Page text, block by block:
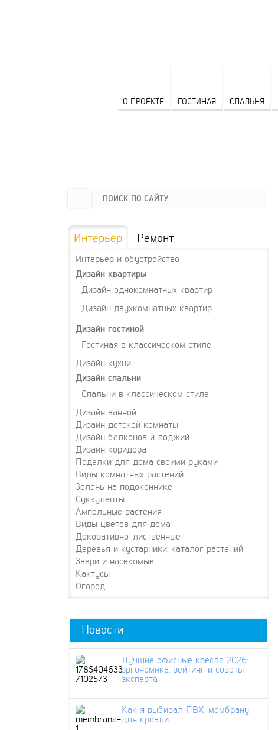
О ПРОЕКТЕ ГОСТИНАЯ СПАЛЬНЯ
Интерьер Ремонт
Интерьер и обустройство
Дизайн квартиры
Дизайн однокомнатных квартир
Дизайн двухкомнатных квартир
Дизайн гостиной
Гостиная в классическом стиле
Дизайн кухни
Дизайн спальни
Спальни в классическом стиле
Дизайн ванной
Дизайн детской комнаты
Дизайн балконов и лоджий
Дизайн коридора
Поделки для дома своими руками
Виды комнатных растений
Зелень на подоконнике
Суккуленты
Ампельные растения
Виды цветов для дома
Декоративно-лиственные
Деревья и кустарники: каталог растений
Звери и насекомые
Кактусы
Огород
Новости
Лучшие офисные кресла 2026:
эргономика, рейтинг и советы
эксперта
Как я выбирал ПВХ-мембрану
для кровли